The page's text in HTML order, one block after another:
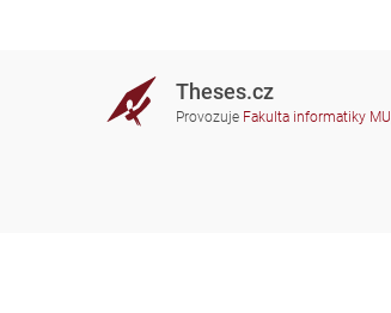
Theses.cz
Provozuje Fakulta informatiky MU